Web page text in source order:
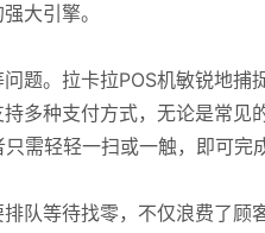
大引擎。
题。拉卡拉POS机敏锐地捕
多种支付方式，无论是常见
需轻轻一扫或一触，即可完
队等待找零，不仅浪费了顾